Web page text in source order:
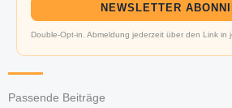
NEWSLETTER
Double-Opt-in. Abmeldung jederzeit über den Link in
Passende Beiträge